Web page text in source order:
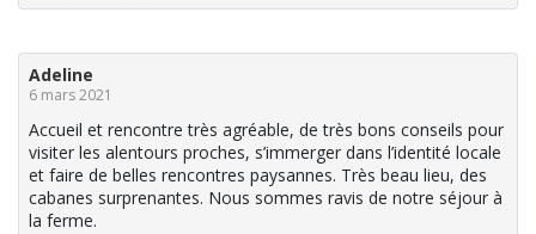
Adeline
6 mars 2021
Accueil et rencontre très agréable, de très bons conseils pour
visiter les alentours proches, s’immerger dans l’identité locale
et faire de belles rencontres paysannes. Très beau lieu, des
cabanes surprenantes. Nous sommes ravis de notre séjour à
la ferme.